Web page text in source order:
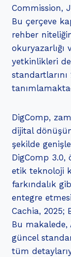
Commission,
Bu çerçeve
rehber
yetkinlikleri
DigComp,
dijital
şekilde
DigComp 3.0,
etik teknoloji
farkındalık
entegre
Cachia, 2025;
Bu makalede,
güncel
tüm